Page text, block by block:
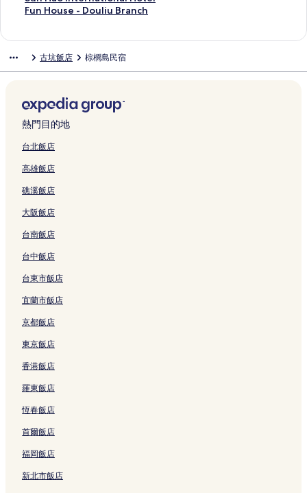
連
e
結
連
連
o
的
連
的
a
H
e
l
的
連
l
結
o
t
的
連
結
n
V
l
a
g
e
連
u
s
e
i
s
u
e
o
t
e
l
連
r
o
s
t
a
y
連
l
B
結
e
M
o
l
D
o
u
i
的
連
結
r
n
t
e
l
的
結
o
l
o
w
a
r
G
o
u
p
的
結
i
t
的
連
結
p
l
n
a
s
t
E
q
u
i
s
t
H
o
t
e
l
的
結
u
I
e
r
n
a
i
n
a
l
H
t
l
的
連
結
Fun House - Douliu Branch
F
u
-
D
o
u
i
B
r
a
n
h
連
結
古坑飯店 棕櫚島民宿
熱門目的地
台北飯店
高雄飯店
礁溪飯店
大阪飯店
台南飯店
台中飯店
台東市飯店
宜蘭市飯店
京都飯店
東京飯店
香港飯店
羅東飯店
恆春飯店
首爾飯店
福岡飯店
新北市飯店